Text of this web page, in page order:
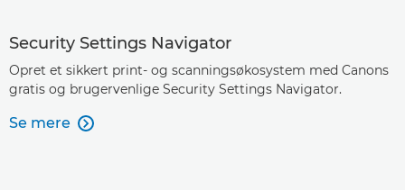
Security Settings Navigator
Opret et sikkert print- og scanningsøkosystem med Canons
gratis og brugervenlige Security Settings Navigator.
Se mere 